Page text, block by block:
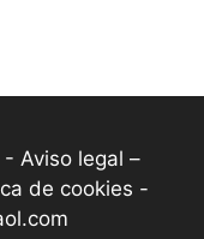
- Aviso legal –
de cookies -